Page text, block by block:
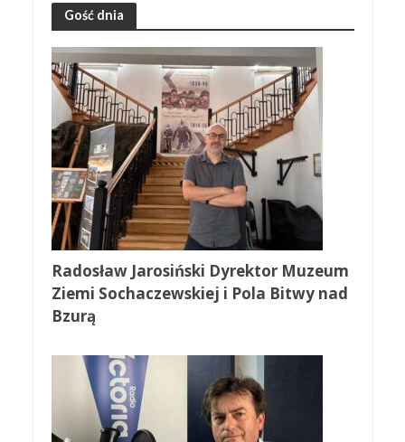
Gość dnia
Radosław Jarosiński Dyrektor Muzeum
Ziemi Sochaczewskiej i Pola Bitwy nad
Bzurą